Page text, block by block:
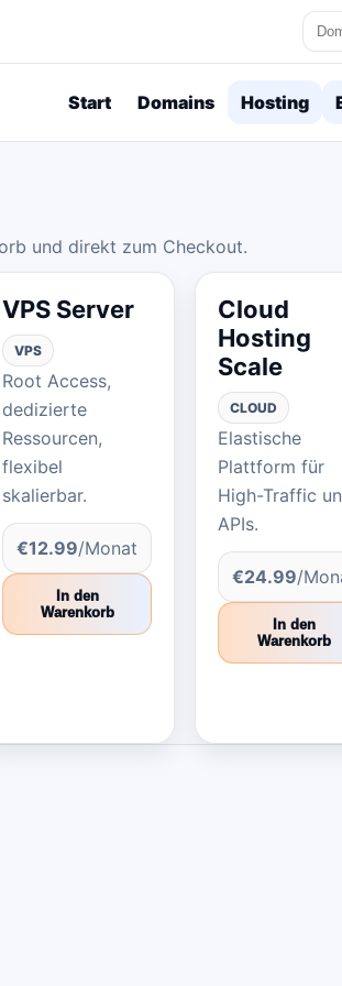
Start Domains Hosting
und direkt zum Checkout.
VPS Server
VPS
Root Access,
dedizierte
Ressourcen,
flexibel
skalierbar.
€12.99/Monat
In den
Warenkorb
Cloud
Hosting
Scale
CLOUD
Elastische
Plattform für
High-Traffic
APIs.
€24.99/
In den
Warenkorb